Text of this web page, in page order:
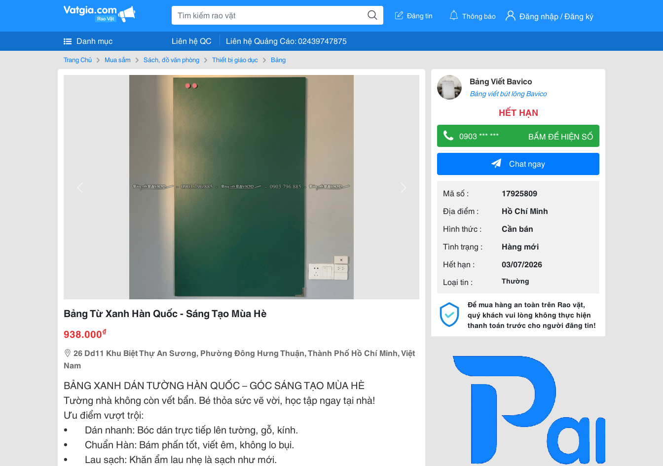
Đăng tin Thông báo Đăng nhập / Đăng ký
Danh mục Liên hệ QC Liên hệ Quảng Cáo: 02439747875
Trang Chủ Mua sắm Sách, đồ văn phòng Thiết bị giáo dục Bảng
Bảng Từ Xanh Hàn Quốc - Sáng Tạo Mùa Hè
938.000₫
26 Dd11 Khu Biệt Thự An Sương, Phường Đông Hưng Thuận, Thành Phố Hồ Chí Minh, Việt
Nam
BẢNG XANH DÁN TƯỜNG HÀN QUỐC – GÓC SÁNG TẠO MÙA HÈ
Tường nhà không còn vết bẩn. Bé thỏa sức vẽ vời, học tập ngay tại nhà!
Ưu điểm vượt trội:
• Dán nhanh: Bóc dán trực tiếp lên tường, gỗ, kính.
• Chuẩn Hàn: Bám phấn tốt, viết êm, không lo bụi.
• Lau sạch: Khăn ẩm lau nhẹ là sạch như mới.
Bảng Viết Bavico
Bảng viết bút lông Bavico
HẾT HẠN
0903 *** *** BẤM ĐỂ HIỆN SỐ
Chat ngay
Mã số :
17925809
Địa điểm :
Hồ Chí Minh
Hình thức :
Cần bán
Tình trạng :
Hàng mới
Hết hạn :
03/07/2026
Loại tin :
Thường
Để mua hàng an toàn trên Rao vặt,
quý khách vui lòng không thực hiện
thanh toán trước cho người đăng tin!